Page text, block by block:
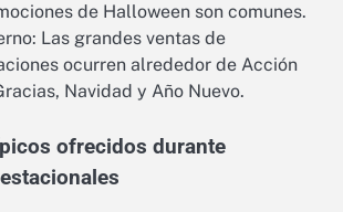
de Halloween son comunes.
Las grandes ventas de
ocurren alrededor de Acción
Navidad y Año Nuevo.
ofrecidos durante